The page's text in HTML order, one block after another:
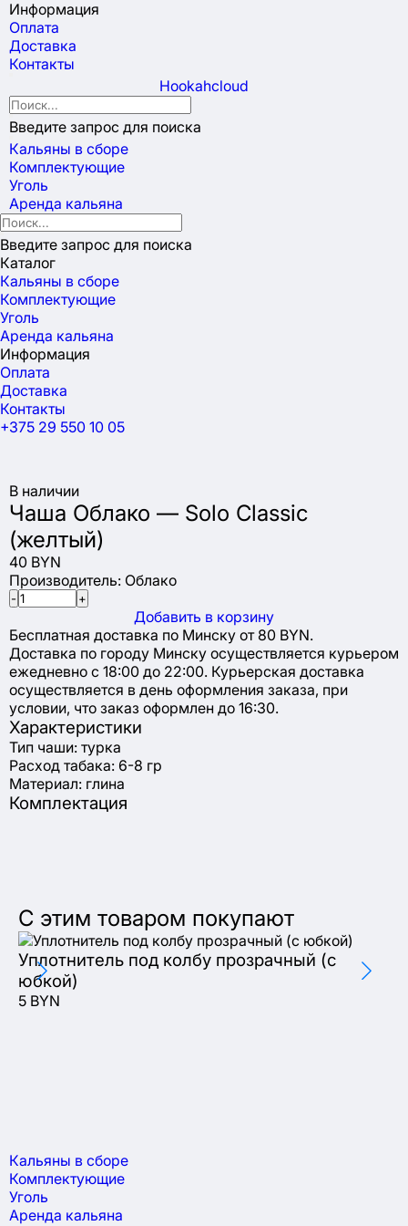
Информация
Оплата
Доставка
Контакты
Hookahcloud
Введите запрос для поиска
Кальяны в сборе
Комплектующие
Уголь
Аренда кальяна
Введите запрос для поиска
Каталог
Кальяны в сборе
Комплектующие
Уголь
Аренда кальяна
Информация
Оплата
Доставка
Контакты
+375 29 550 10 05
В наличии
Чаша Облако — Solo Classic
(желтый)
40 BYN
Производитель: Облако
- +
Добавить в корзину
Бесплатная доставка по Минску от 80 BYN.
Доставка по городу Минску осуществляется курьером
ежедневно с 18:00 до 22:00. Курьерская доставка
осуществляется в день оформления заказа, при
условии, что заказ оформлен до 16:30.
Характеристики
Тип чаши: турка
Расход табака: 6-8 гр
Материал: глина
Комплектация
С этим товаром покупают
Уплотнитель под колбу прозрачный (с
юбкой)
5 BYN
Кальяны в сборе
Комплектующие
Уголь
Аренда кальяна